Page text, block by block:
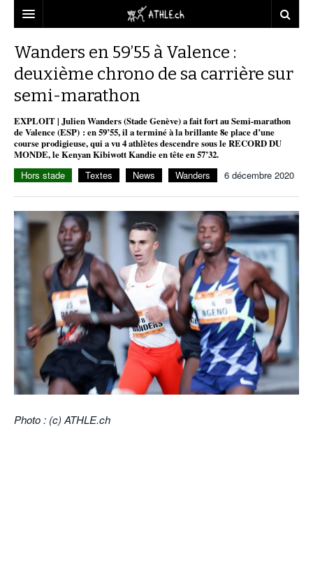
DOSSIERS
CHRONIQUES
TOUT
MICHEL HERREN
REPORTAGES
DOPAGE
STATISTIQUES
STATISTIQUES
MINIMA
PARTENAIRES
CNP
PARTENAIRES
CLUBS PARTENAIRES
FÉDÉRATION
TOUS SUPPORTERS D’ATHLE.CH !
PUBLICITÉ
VIDEOS
CLUB D’ATHLÉTISME
TOUS SUPPORTERS D’ATHLE.CH !
CHARTE ÉDITORIALE
NOUS CONTACTER
POURQUOI ATHLE.CH ?
ATHLE.CH RÉGIONS
CNP LAUSANNE/AIGLE
ATHLE.CH RÉGIONS | GENÈVE
ATHLE.CH RÉGIONS | JURA
ATHLE.CH RÉGIONS | VAUD
ATHLE.CH VINTAGE
TIMELINE
BIOGRAPHIES
HIGHLIGHTS
LIVRES
Wanders en 59’55 à Valence :
deuxième chrono de sa carrière sur
semi-marathon
EXPLOIT | Julien Wanders (Stade Genève) a fait fort au Semi-marathon
de Valence (ESP) : en 59’55, il a terminé à la brillante 8e place d’une
course prodigieuse, qui a vu 4 athlètes descendre sous le RECORD DU
MONDE, le Kenyan Kibiwott Kandie en tête en 57’32.
Hors stade Textes News Wanders 6 décembre 2020
Photo : (c) ATHLE.ch